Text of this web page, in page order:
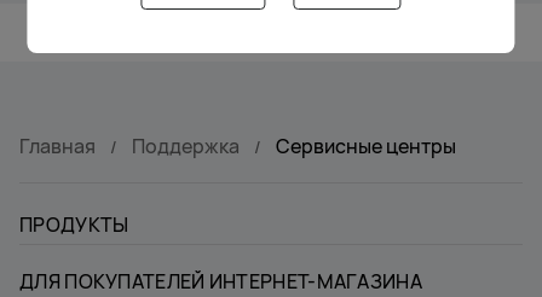
Главная Поддержка Сервисные центры
ПРОДУКТЫ
ДЛЯ ПОКУПАТЕЛЕЙ ИНТЕРНЕТ-МАГАЗИНА